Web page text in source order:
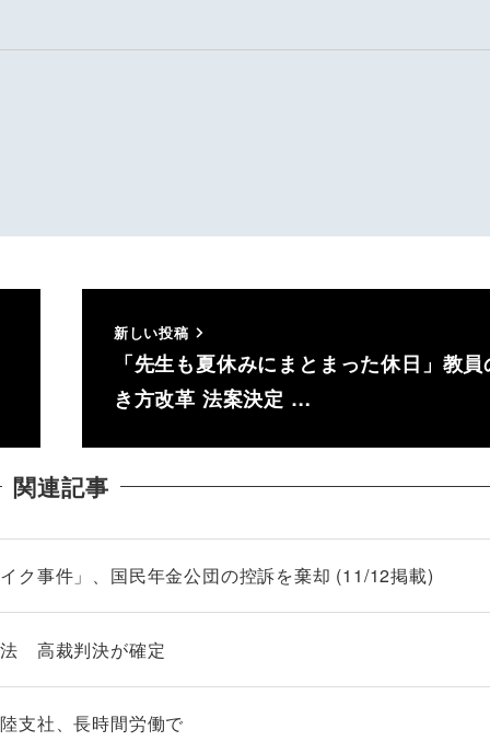
新しい投稿
「先生も夏休みにまとまった休日」教
き方改革 法案決定 …
関連記事
ク事件」、国民年金公団の控訴を棄却 (11/12掲載)
法 高裁判決が確定
支社、長時間労働で